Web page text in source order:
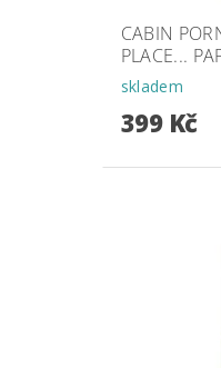
CABIN
PLACE...
skladem
399 Kč